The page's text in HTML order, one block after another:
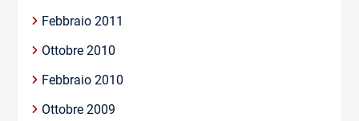
Febbraio 2011
Ottobre 2010
Febbraio 2010
Ottobre 2009